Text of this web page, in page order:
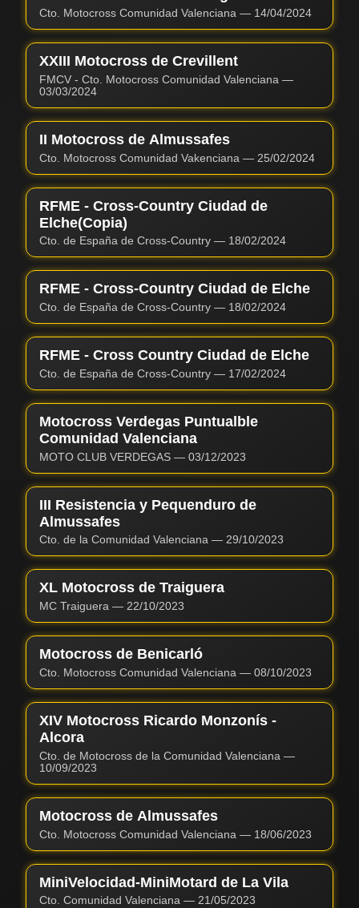
Cto. Motocross Comunidad Valenciana — 14/04/2024
XXIII Motocross de Crevillent
FMCV - Cto. Motocross Comunidad Valenciana —
03/03/2024
II Motocross de Almussafes
Cto. Motocross Comunidad Vakenciana — 25/02/2024
RFME - Cross-Country Ciudad de
Elche(Copia)
Cto. de España de Cross-Country — 18/02/2024
RFME - Cross-Country Ciudad de Elche
Cto. de España de Cross-Country — 18/02/2024
RFME - Cross Country Ciudad de Elche
Cto. de España de Cross-Country — 17/02/2024
Motocross Verdegas Puntualble
Comunidad Valenciana
MOTO CLUB VERDEGAS — 03/12/2023
III Resistencia y Pequenduro de
Almussafes
Cto. de la Comunidad Valenciana — 29/10/2023
XL Motocross de Traiguera
MC Traiguera — 22/10/2023
Motocross de Benicarló
Cto. Motocross Comunidad Valenciana — 08/10/2023
XIV Motocross Ricardo Monzonís -
Alcora
Cto. de Motocross de la Comunidad Valenciana —
10/09/2023
Motocross de Almussafes
Cto. Motocross Comunidad Valenciana — 18/06/2023
MiniVelocidad-MiniMotard de La Vila
Cto. Comunidad Valenciana — 21/05/2023